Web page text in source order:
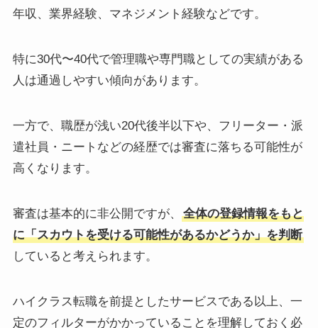
年収、業界経験、マネジメント経験などです。
特に30代〜40代で管理職や専門職としての実績がある
人は通過しやすい傾向があります。
一方で、職歴が浅い20代後半以下や、フリーター・派
遣社員・ニートなどの経歴では審査に落ちる可能性が
高くなります。
審査は基本的に非公開ですが、
全体の登録情報をもと
に「スカウトを受ける可能性があるかどうか」を判断
していると考えられます。
ハイクラス転職を前提としたサービスである以上、一
定のフィルターがかかっていることを理解しておく必